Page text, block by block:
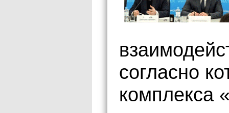
согласно
комплекса